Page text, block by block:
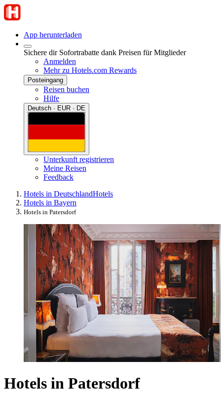
App herunterladen
Sichere dir Sofortrabatte dank Preisen für Mitglieder
Anmelden
Mehr zu Hotels.com Rewards
Posteingang
Reisen buchen
Hilfe
Deutsch · EUR · DE
Unterkunft registrieren
Meine Reisen
Feedback
Hotels in DeutschlandHotels
Hotels in Bayern
Hotels in Patersdorf
Hotels in Patersdorf